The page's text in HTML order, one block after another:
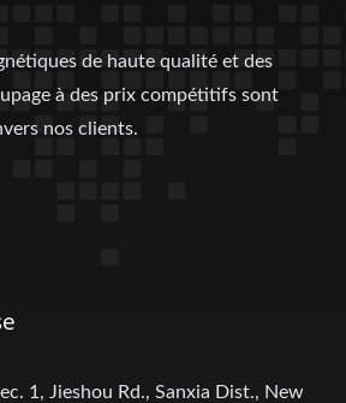
de haute qualité et des
à des prix compétitifs sont
nos clients.
1, Jieshou Rd., Sanxia Dist., New